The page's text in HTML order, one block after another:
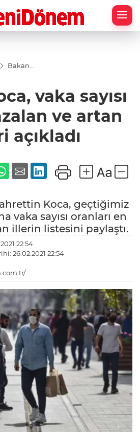
Bakan
en çok
azalan
ve
artan
illeri
açıkladı
vaka sayısı
ve artan
açıkladı
Koca, geçtiğimiz
vaka sayısı oranları en
illerin listesini paylaştı.
22:54
26.02.2021 22:54